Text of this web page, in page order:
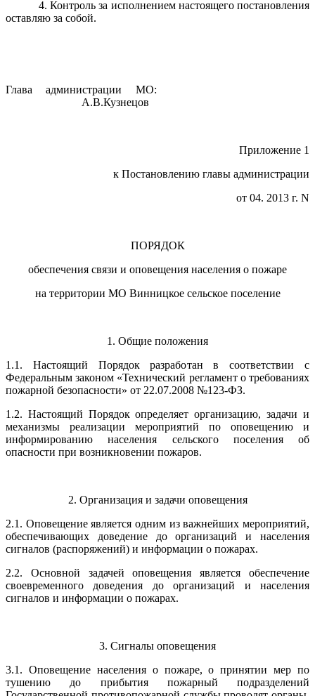
4. Контроль за исполнением настоящего постановления
оставляю за собой.
Глава администрации МО:
А.В.Кузнецов
Приложение 1
к Постановлению главы администрации
от 04. 2013 г. N
ПОРЯДОК
обеспечения связи и оповещения населения о пожаре
на территории МО Винницкое сельское поселение
1. Общие положения
1.1. Настоящий Порядок разработан в соответствии с
Федеральным законом «Технический регламент о требованиях
пожарной безопасности» от 22.07.2008 №123-ФЗ.
1.2. Настоящий Порядок определяет организацию, задачи и
механизмы реализации мероприятий по оповещению и
информированию населения сельского поселения об
опасности при возникновении пожаров.
2. Организация и задачи оповещения
2.1. Оповещение является одним из важнейших мероприятий,
обеспечивающих доведение до организаций и населения
сигналов (распоряжений) и информации о пожарах.
2.2. Основной задачей оповещения является обеспечение
своевременного доведения до организаций и населения
сигналов и информации о пожарах.
3. Сигналы оповещения
3.1. Оповещение населения о пожаре, о принятии мер по
тушению до прибытия пожарный подразделений